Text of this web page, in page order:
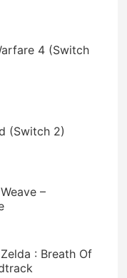
4 (Switch
(Switch 2)
–
: Breath Of